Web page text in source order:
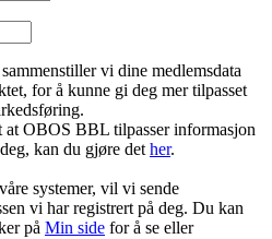
vi dine medlemsdata
for å kunne gi deg mer tilpasset
at OBOS BBL tilpasser informasjon
kan du gjøre dether.
systemer, vil vi sende
vi har registrert på deg. Du kan
på Min side for å se eller